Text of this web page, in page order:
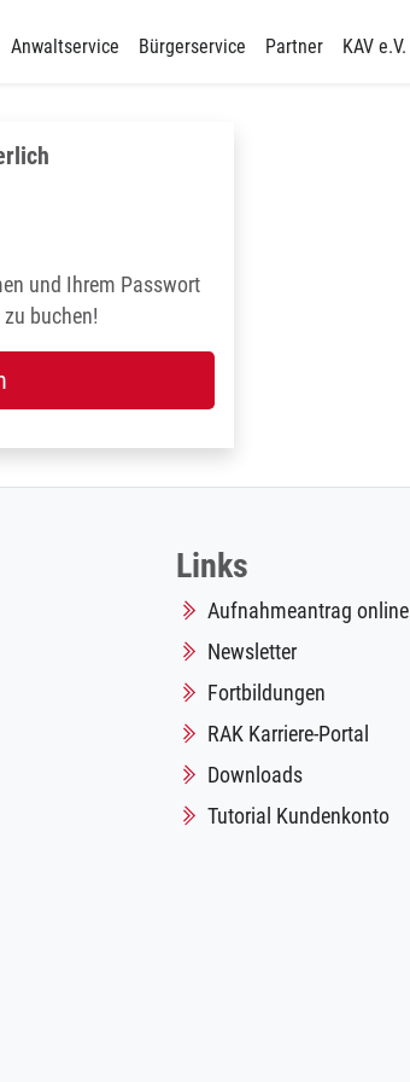
Anwaltservice Bürgerservice Partner KAV e.V.
und Ihrem Passwort
buchen!
Links
Aufnahmeantrag online
Newsletter
Fortbildungen
RAK Karriere-Portal
Downloads
Tutorial Kundenkonto